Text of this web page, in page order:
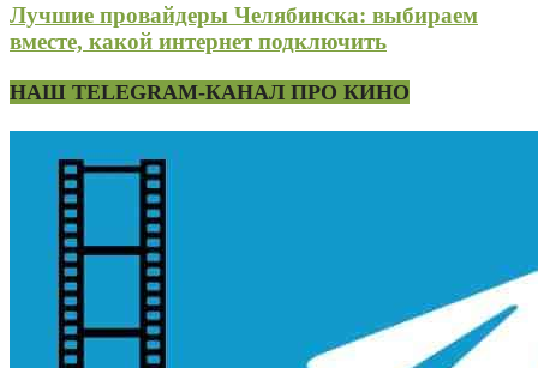
Лучшие провайдеры Челябинска: выбираем
вместе, какой интернет подключить
НАШ TELEGRAM-КАНАЛ ПРО КИНО